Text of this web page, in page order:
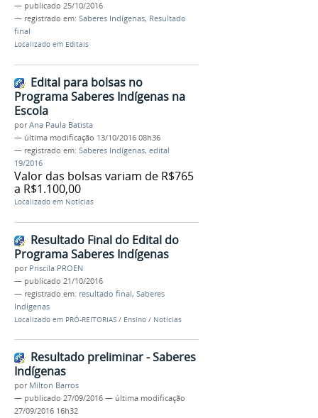
— publicado 25/10/2016
— registrado em: Saberes Indígenas, Resultado
final
Localizado em Editais
Edital para bolsas no
Programa Saberes Indígenas na
Escola
porAna Paula Batista
— última modificação 13/10/2016 08h36
— registrado em: Saberes Indígenas, edital
19/2016
Valor das bolsas variam de R$765
a R$1.100,00
Localizado em Notícias
Resultado Final do Edital do
Programa Saberes Indígenas
por Priscila PROEN
— publicado 21/10/2016
— registrado em: resultado final, Saberes
Indígenas
Localizado em PRÓ-REITORIAS / Ensino / Notícias
Resultado preliminar - Saberes
Indígenas
por Milton Barros
— publicado 27/09/2016 — última modificação
27/09/2016 16h32